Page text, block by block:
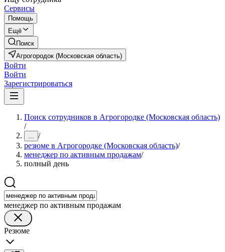
Сервисы
Помощь
Ещё
Поиск
Агрогородок (Московская область)
Войти
Войти
Зарегистрироваться
Поиск сотрудников в Агрогородке (Московская область)
/
... /
резюме в Агрогородке (Московская область)/
менеджер по активным продажам/
полный день
менеджер по активным продажам
Резюме